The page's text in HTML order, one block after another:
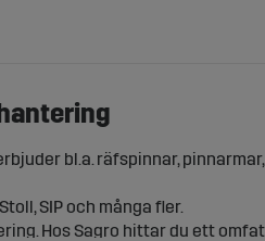
bl.a. räfspinnar,
SIP och många fler.
Hos Sagro hittar du ett